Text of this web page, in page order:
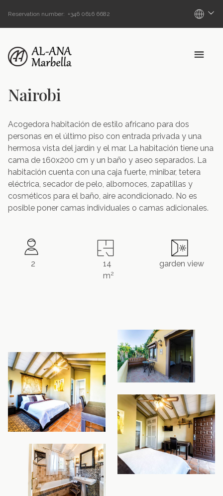
Reservation number: +346 0616 6682
Nairobi
Acogedora habitación de estilo africano para dos
personas en el último piso con entrada privada y una
hermosa vista del jardín y el mar. La habitación tiene una
cama de 160x200 cm y un baño y aseo separados. La
habitación cuenta con una caja fuerte, minibar, tetera
eléctrica, secador de pelo, albornoces, zapatillas y
cosméticos para el baño, aire acondicionado. No es
posible poner camas individuales o camas adicionales.
2
14
m2
garden view